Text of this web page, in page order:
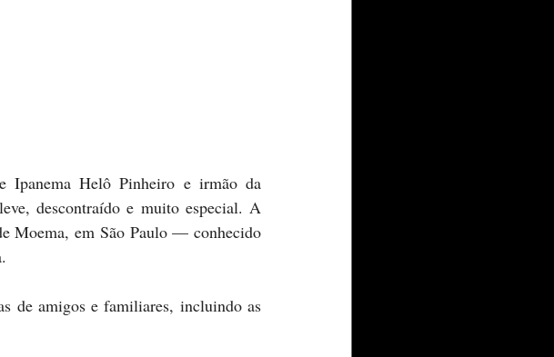
descontraído e muito especial. A
Moema, em São Paulo — conhecido
de amigos e familiares, incluindo as